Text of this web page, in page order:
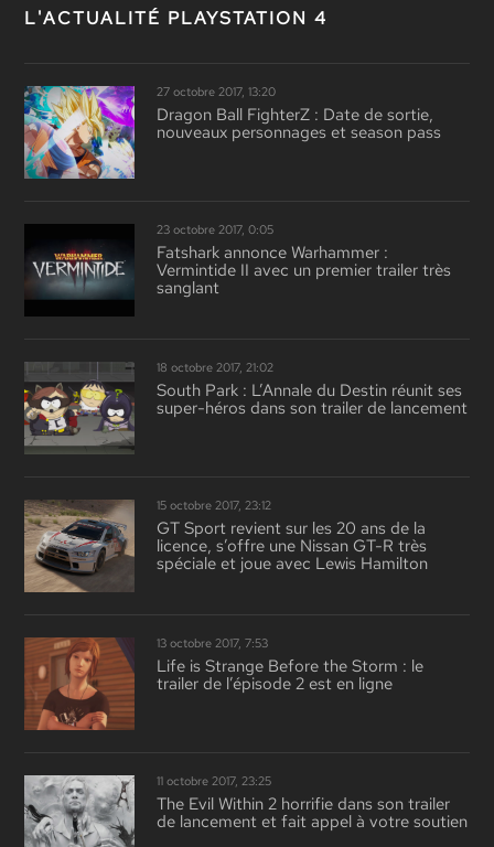
L'ACTUALITÉ PLAYSTATION 4
27 octobre 2017, 13:20
Dragon Ball FighterZ : Date de sortie,
nouveaux personnages et season pass
23 octobre 2017, 0:05
Fatshark annonce Warhammer :
Vermintide II avec un premier trailer très
sanglant
18 octobre 2017, 21:02
South Park : L’Annale du Destin réunit ses
super-héros dans son trailer de lancement
15 octobre 2017, 23:12
GT Sport revient sur les 20 ans de la
licence, s’offre une Nissan GT-R très
spéciale et joue avec Lewis Hamilton
13 octobre 2017, 7:53
Life is Strange Before the Storm : le
trailer de l’épisode 2 est en ligne
11 octobre 2017, 23:25
The Evil Within 2 horrifie dans son trailer
de lancement et fait appel à votre soutien